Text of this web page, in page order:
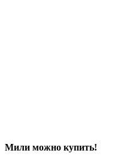
Мили можно купить!